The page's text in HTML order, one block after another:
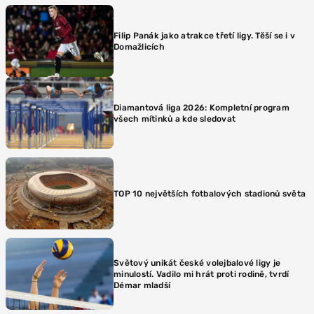
Filip Panák jako atrakce třetí ligy. Těší se i v
Domažlicích
Diamantová liga 2026: Kompletní program
všech mítinků a kde sledovat
TOP 10 největších fotbalových stadionů světa
Světový unikát české volejbalové ligy je
minulostí. Vadilo mi hrát proti rodině, tvrdí
Démar mladší